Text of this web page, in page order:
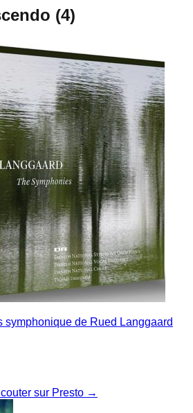
(4)
symphonique de Rued Langgaard
sur Presto →